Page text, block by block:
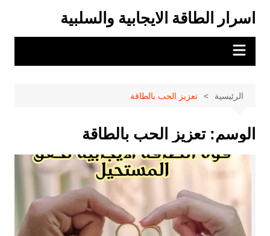
المحتوى
اسرار الطاقة الايجابية والسلبية
الرئيسية تعزيز الحب بالطاقة
الوسم:تعزيز الحب بالطاقة